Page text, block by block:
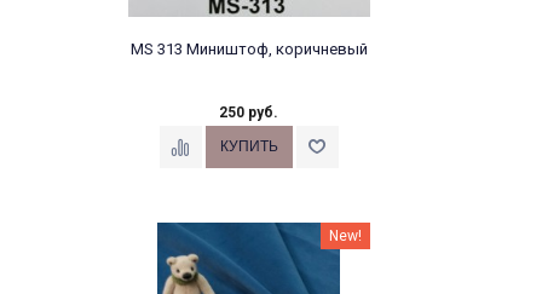
MS 313 Миништоф, коричневый
250 руб.
New!